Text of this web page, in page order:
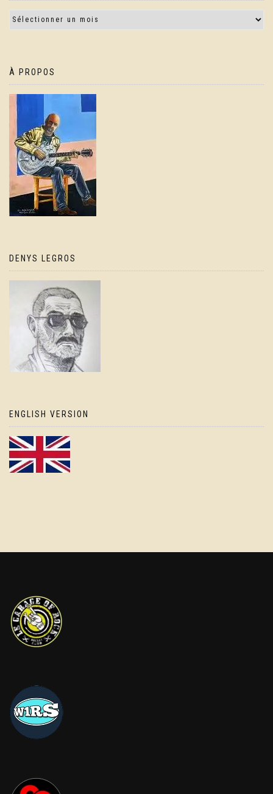
À PROPOS
DENYS LEGROS
ENGLISH VERSION